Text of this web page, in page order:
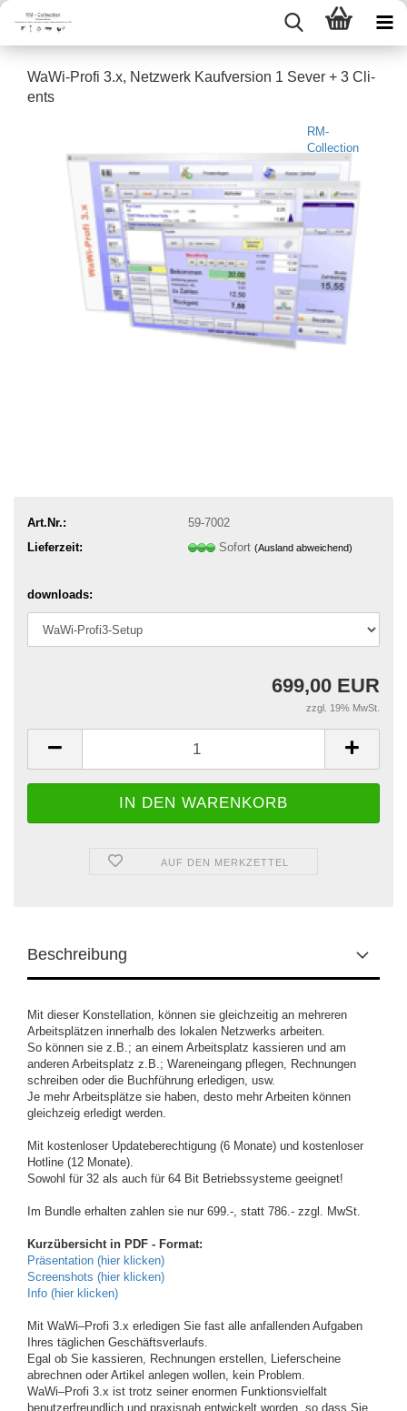
WaWi-​Profi 3.x, Netz­werk Kauf­ver­si­on 1 Sever + 3 Cli­
ents
RM-
Collection
Art.Nr.:
59-7002
Lieferzeit:
Sofort (Ausland abweichend)
downloads:
699,00 EUR
zzgl. 19% MwSt.
AUF DEN MERKZETTEL
Beschreibung
Mit dieser Konstellation, können sie gleichzeitig an mehreren
Arbeitsplätzen innerhalb des lokalen Netzwerks arbeiten.
So können sie z.B.; an einem Arbeitsplatz kassieren und am
anderen Arbeitsplatz z.B.; Wareneingang pflegen, Rechnungen
schreiben oder die Buchführung erledigen, usw.
Je mehr Arbeitsplätze sie haben, desto mehr Arbeiten können
gleichzeig erledigt werden.
Mit kostenloser Updateberechtigung (6 Monate) und kostenloser
Hotline (12 Monate).
Sowohl für 32 als auch für 64 Bit Betriebssysteme geeignet!
Im Bundle erhalten zahlen sie nur 699.-, statt 786.- zzgl. MwSt.
Kurzübersicht in PDF - Format:
Präsentation (hier klicken)
Screenshots (hier klicken)
Info (hier klicken)
Mit WaWi–Profi 3.x erledigen Sie fast alle anfallenden Aufgaben
Ihres täglichen Geschäftsverlaufs.
Egal ob Sie kassieren, Rechnungen erstellen, Lieferscheine
abrechnen oder Artikel anlegen wollen, kein Problem.
WaWi–Profi 3.x ist trotz seiner enormen Funktionsvielfalt
benutzerfreundlich und praxisnah entwickelt worden, so dass Sie